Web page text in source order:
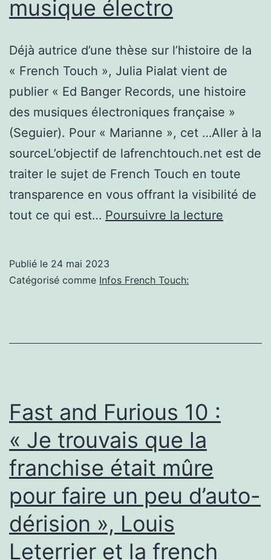
musique électro
Déjà autrice d’une thèse sur l’histoire de la
« French Touch », Julia Pialat vient de
publier « Ed Banger Records, une histoire
des musiques électroniques française »
(Seguier). Pour « Marianne », cet …Aller à la
sourceL’objectif de lafrenchtouch.net est de
traiter le sujet de French Touch en toute
transparence en vous offrant la visibilité de
tout ce qui est… Poursuivre la lecture
Publié le 24 mai 2023
Catégorisé comme Infos French Touch:
Fast and Furious 10 :
« Je trouvais que la
franchise était mûre
pour faire un peu d’auto-
dérision », Louis
Leterrier et la french